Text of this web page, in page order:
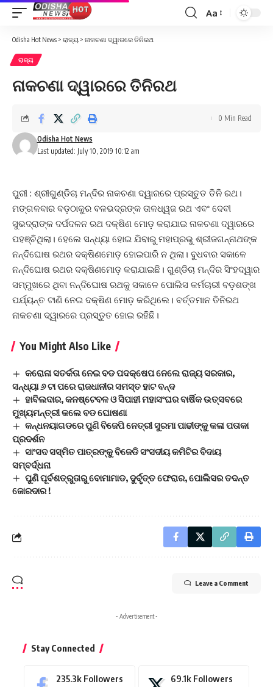
Font
Aa
Odisha Hot News > ରାଜ୍ୟ > ନାକଚଣା ଦ୍ୱାରରେ ତିନିରଥ
ରାଜ୍ୟ
ନାକଚଣା ଦ୍ୱାରରେ ତିନିରଥ
Last updated: July 10, 2019 10:12 am
Odisha Hot News
0 Min Read
ପୁରୀ : ଶ୍ରୀଗୁଣ୍ଡିଚା ମନ୍ଦିର ନାକଚଣା ଦ୍ୱାରରେ ପ୍ରସ୍ତୁତ ତିନି ରଥ।
ମଙ୍ଗଳବାର ବଡ଼ଠାକୁର ବଳଭଦ୍ରଙ୍କ ତାଳଧ୍ୱଜ ରଥ ଏବଂ ଦେବୀ
ସୁଭଦ୍ରାଙ୍କ ଦର୍ପଦଳନ ରଥ ଦକ୍ଷିଣ ମୋଡ଼ କରାଯାଇ ନାକଚଣା ଦ୍ୱାରରେ
ପହଞ୍ଚିଥିଲା। ହେଲେ ସନ୍ଧ୍ୟା ହୋଇ ଯିବାରୁ ମହାପ୍ରଭୁ ଶ୍ରୀଜଗନ୍ନାଥଙ୍କ
ନନ୍ଦିଘୋଷ ରଥର ଦକ୍ଷିଣମୋଡ଼ ହୋଇପାରି ନ ଥିଲା। ବୁଧବାର ସକାଳେ
ନନ୍ଦିଘୋଷ ରଥର ଦକ୍ଷିଣମୋଡ଼ କରାଯାଇଛି। ଗୁଣ୍ଡିଚା ମନ୍ଦିର ସିଂହଦ୍ୱାର
ସମ୍ମୁଖରେ ଥିବା ନନ୍ଦିଘୋଷ ରଥକୁ ସକାଳେ ପୋଲିସ କର୍ମଚାରୀ ବଡ଼ଶଙ୍ଖ
ପର୍ଯ୍ୟନ୍ତ ଟାଣି ନେଇ ଦକ୍ଷିଣ ମୋଡ଼ କରିଥିଲେ। ବର୍ତ୍ତମାନ ତିନିରଥ
ନାକଚଣା ଦ୍ୱାରରେ ପ୍ରସ୍ତୁତ ହୋଇ ରହିଛି।
You Might Also Like
କରୋନା ସତର୍କତା ନେଇ ବଡ ପଦକ୍ଷେପ ନେଲେ ରାଜ୍ୟ ସରକାର,
ସନ୍ଧ୍ୟା ୬ ଟା ପରେ ରାଜଧାନୀର ସମସ୍ତ ହାଟ ବନ୍ଦ
ହାବିଲଦାର, କନଷ୍ଟେବଳ ଓ ସିପାହୀ ମହାସଂଘର ବାର୍ଷିକ ଉତ୍ସବରେ
ମୁଖ୍ୟମନ୍ତ୍ରୀ କଲେ ବଡ ଘୋଷଣା
କନ୍ଧନୟାଗଡରେ ପୁଣି ବିଜେପି ନେତ୍ରୀ ସୁରମା ପାଢୀଙ୍କୁ କଳା ପତାକା
ପ୍ରଦର୍ଶନ
ସାଂସଦ ସସ୍ମିତ ପାତ୍ରଙ୍କୁ ବିଜେଡି ସଂସଦୀୟ କମିଟିର ବିଦାୟ
ସମ୍ବର୍ଦ୍ଧନା
ପୁଣି ପୂର୍ବଶତ୍ରୁତାରୁ ବୋମାମାଡ, ଦୁର୍ବୃତ୍ତ ଫେରାର, ପୋଲିସର ତଦନ୍ତ
ଜୋରଦାର !
Leave a Comment
- Advertisement -
Stay Connected
235.3k Followers 69.1k Followers